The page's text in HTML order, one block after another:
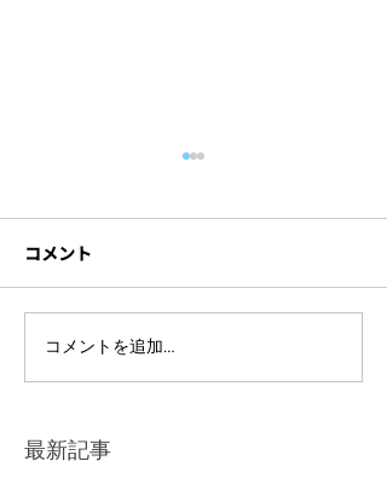
ハイブリッド研修に必要
な機材とは？研修内容別
コメント
コメントを追加…
最新記事